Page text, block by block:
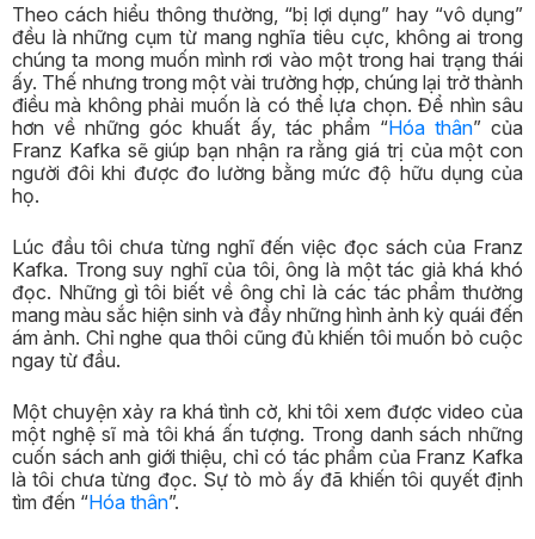
Theo cách hiểu thông thường, “bị lợi dụng” hay “vô dụng”
đều là những cụm từ mang nghĩa tiêu cực, không ai trong
chúng ta mong muốn mình rơi vào một trong hai trạng thái
ấy. Thế nhưng trong một vài trường hợp, chúng lại trở thành
điều mà không phải muốn là có thể lựa chọn. Để nhìn sâu
hơn về những góc khuất ấy, tác phẩm “Hóa thân” của
Franz Kafka sẽ giúp bạn nhận ra rằng giá trị của một con
người đôi khi được đo lường bằng mức độ hữu dụng của
họ.
Lúc đầu tôi chưa từng nghĩ đến việc đọc sách của Franz
Kafka. Trong suy nghĩ của tôi, ông là một tác giả khá khó
đọc. Những gì tôi biết về ông chỉ là các tác phẩm thường
mang màu sắc hiện sinh và đầy những hình ảnh kỳ quái đến
ám ảnh. Chỉ nghe qua thôi cũng đủ khiến tôi muốn bỏ cuộc
ngay từ đầu.
Một chuyện xảy ra khá tình cờ, khi tôi xem được video của
một nghệ sĩ mà tôi khá ấn tượng. Trong danh sách những
cuốn sách anh giới thiệu, chỉ có tác phẩm của Franz Kafka
là tôi chưa từng đọc. Sự tò mò ấy đã khiến tôi quyết định
tìm đến “Hóa thân”.